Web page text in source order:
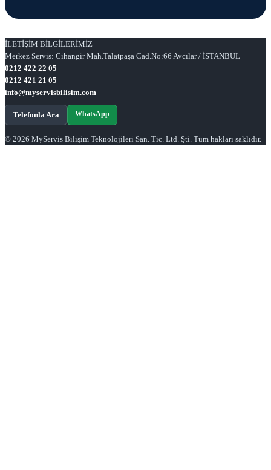
İLETİŞİM BİLGİLERİMİZ
Merkez Servis: Cihangir Mah.Talatpaşa Cad.No:66 Avcılar / İSTANBUL
0212 422 22 05
0212 421 21 05
info@myservisbilisim.com
Telefonla Ara WhatsApp
© 2026 MyServis Bilişim Teknolojileri San. Tic. Ltd. Şti. Tüm hakları saklıdır.